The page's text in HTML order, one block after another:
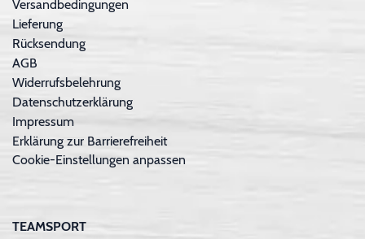
Versandbedingungen
Lieferung
Rücksendung
AGB
Widerrufsbelehrung
Datenschutzerklärung
Impressum
Erklärung zur Barrierefreiheit
Cookie-Einstellungen anpassen
TEAMSPORT